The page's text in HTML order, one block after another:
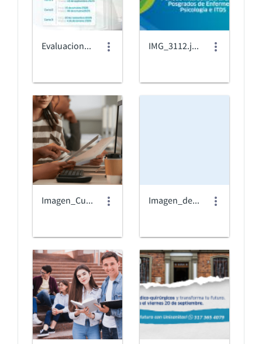
EvaluacionDocente_2026 2.jpg IMG_3112.jpeg
Imagen_Cursos_Diplomados.png Imagen_default_Banner.png